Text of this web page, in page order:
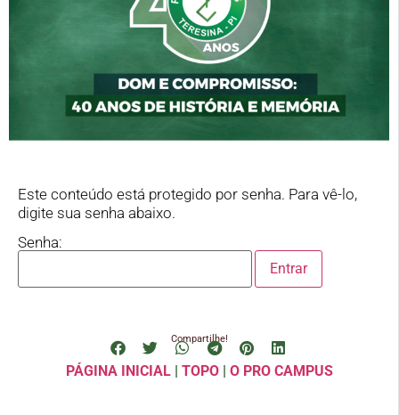
Este conteúdo está protegido por senha. Para vê-lo,
digite sua senha abaixo.
Senha:
Compartilhe!
PÁGINA INICIAL| TOPO| O PRO CAMPUS